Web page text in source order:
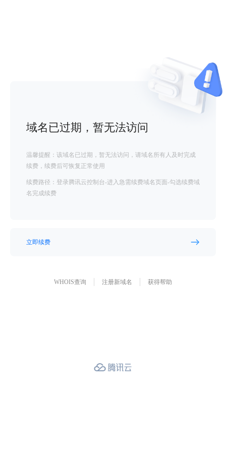
域名已过期，暂无法访问
温馨提醒：该域名已过期，暂无法访问，请域名所有人及时完成
续费，续费后可恢复正常使用
续费路径：登录腾讯云控制台-进入急需续费域名页面-勾选续费域
名完成续费
立即续费
WHOIS查询 注册新域名 获得帮助